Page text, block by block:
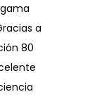
a
80